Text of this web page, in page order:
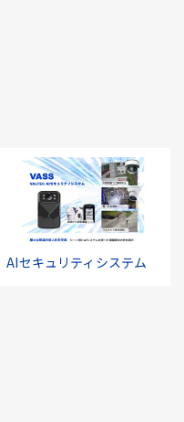
AIセキュリティシステム